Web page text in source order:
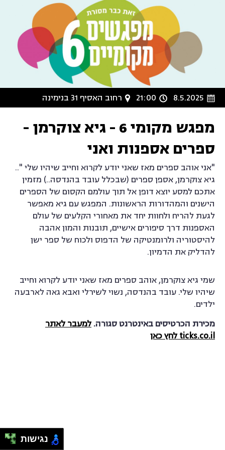
8.5.2025
21:00 רחוב האסיף 31 בנימינה
מפגש מקומי 6 - גיא צוקרמן -
ספרים אספנות ואני
"אני אוהב ספרים מאז שאני יודע לקרוא וחייב שיהיו שלי "..
גיא צוקרמן, אספן ספרים (שבכלל עובד בהנדסה..) מזמין
אתכם למסע יוצא דופן אל תוך עולמם הקסום של הספרים
הישנים והמהדורות הראשונות. המפגש עם גיא מאפשר
לגעת להריח ולחוות יחד את מאחורי הקלעים של עולם
האספנות דרך סיפורים אישיים, תובנות והמון אהבה
להיסטוריה ולרומנטיקה של הדפוס ולכוח של ספר ישן
להדליק את הדמיון.
שמי גיא צוקרמן, אוהב ספרים מאז שאני יודע לקרוא וחייב
שיהיו שלי. עובד בהנדסה, נשוי לשירלי ואבא גאה לארבעה
ילדים.
מכירת הכרטיסים באינטרנט סגורה.למעבר לאתר
ticks.co.il לחץ כאן
נגישות